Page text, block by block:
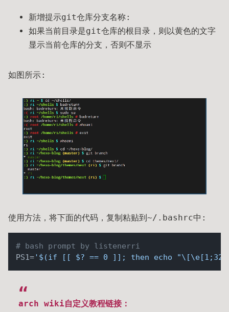
新增提示git仓库分支名称:
如果当前目录是git仓库的根目录，则以黄色的文字
显示当前仓库的分支，否则不显示
如图所示:
使用方法，将下面的代码，复制粘贴到~/.bashrc中:
# bash prompt by listenerri
PS1='$(if [[ $? == 0 ]]; then echo
arch wiki自定义教程链接：